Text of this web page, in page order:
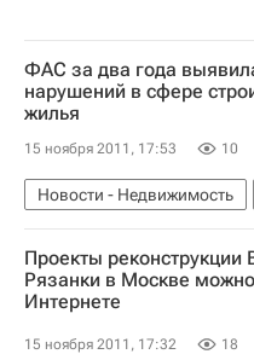
ФАС за два года
нарушений в сфере
жилья
15 ноября 2011, 17:53 10
Новости - Недвижимость
Строительство
Россия
Проекты реконструкции
Рязанки в Москве можно
Интернете
15 ноября 2011, 17:32 18